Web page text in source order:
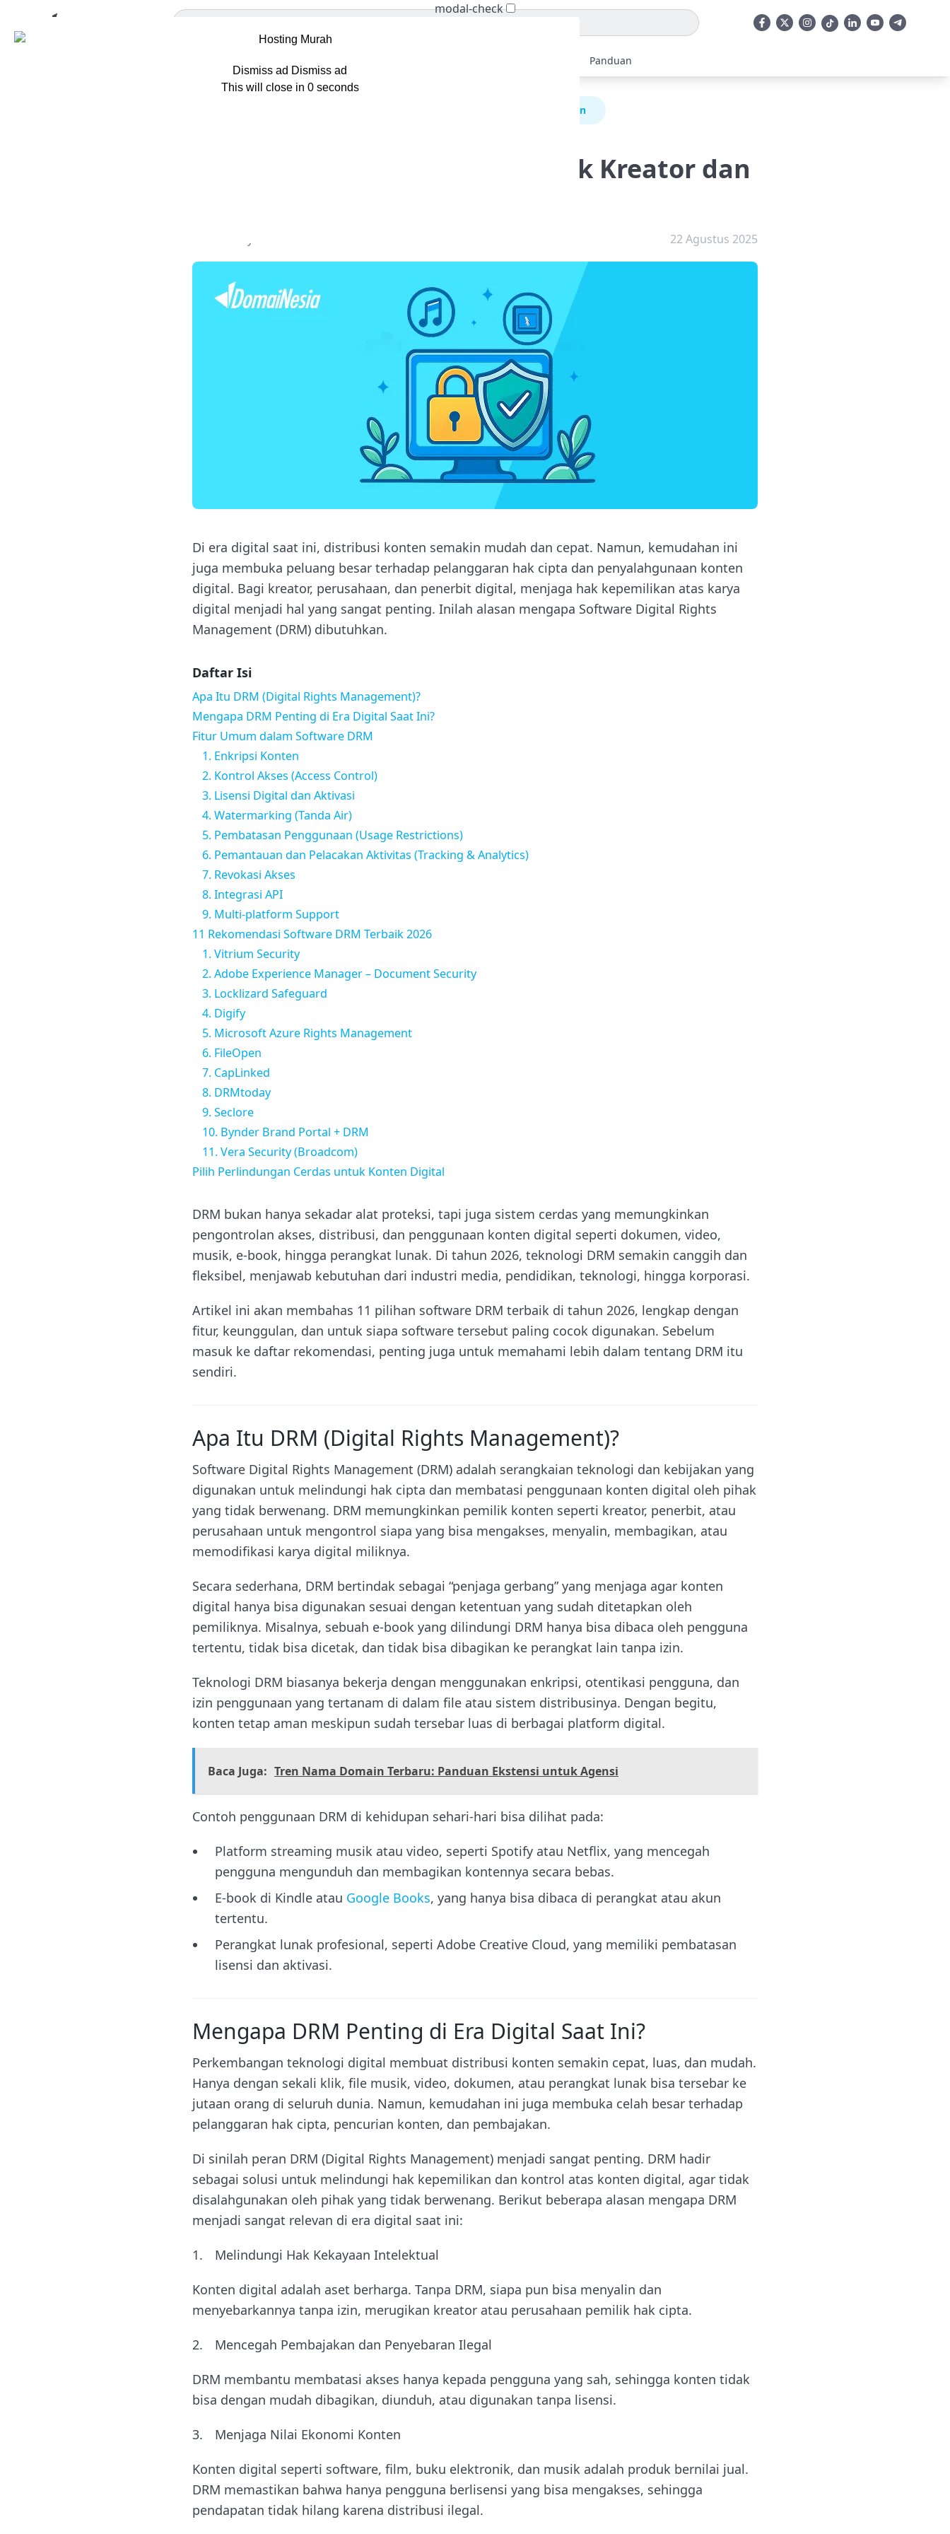
Panduan
11 Software DRM Terbaik untuk Kreator dan Perusahaan
11 Software DRM Terbaik untuk Kreator dan
22 Agustus 2025
Di era digital saat ini, distribusi konten semakin mudah dan cepat. Namun, kemudahan ini
juga membuka peluang besar terhadap pelanggaran hak cipta dan penyalahgunaan konten
digital. Bagi kreator, perusahaan, dan penerbit digital, menjaga hak kepemilikan atas karya
digital menjadi hal yang sangat penting. Inilah alasan mengapa Software Digital Rights
Management (DRM) dibutuhkan.
Daftar Isi
Apa Itu DRM (Digital Rights Management)?
Mengapa DRM Penting di Era Digital Saat Ini?
Fitur Umum dalam Software DRM
1. Enkripsi Konten
2. Kontrol Akses (Access Control)
3. Lisensi Digital dan Aktivasi
4. Watermarking (Tanda Air)
5. Pembatasan Penggunaan (Usage Restrictions)
6. Pemantauan dan Pelacakan Aktivitas (Tracking & Analytics)
7. Revokasi Akses
8. Integrasi API
9. Multi-platform Support
11 Rekomendasi Software DRM Terbaik 2026
1. Vitrium Security
2. Adobe Experience Manager – Document Security
3. Locklizard Safeguard
4. Digify
5. Microsoft Azure Rights Management
6. FileOpen
7. CapLinked
8. DRMtoday
9. Seclore
10. Bynder Brand Portal + DRM
11. Vera Security (Broadcom)
Pilih Perlindungan Cerdas untuk Konten Digital
DRM bukan hanya sekadar alat proteksi, tapi juga sistem cerdas yang memungkinkan
pengontrolan akses, distribusi, dan penggunaan konten digital seperti dokumen, video,
musik, e-book, hingga perangkat lunak. Di tahun 2026, teknologi DRM semakin canggih dan
fleksibel, menjawab kebutuhan dari industri media, pendidikan, teknologi, hingga korporasi.
Artikel ini akan membahas 11 pilihan software DRM terbaik di tahun 2026, lengkap dengan
fitur, keunggulan, dan untuk siapa software tersebut paling cocok digunakan. Sebelum
masuk ke daftar rekomendasi, penting juga untuk memahami lebih dalam tentang DRM itu
sendiri.
Apa Itu DRM (Digital Rights Management)?
Software Digital Rights Management (DRM) adalah serangkaian teknologi dan kebijakan yang
digunakan untuk melindungi hak cipta dan membatasi penggunaan konten digital oleh pihak
yang tidak berwenang. DRM memungkinkan pemilik konten seperti kreator, penerbit, atau
perusahaan untuk mengontrol siapa yang bisa mengakses, menyalin, membagikan, atau
memodifikasi karya digital miliknya.
Secara sederhana, DRM bertindak sebagai “penjaga gerbang” yang menjaga agar konten
digital hanya bisa digunakan sesuai dengan ketentuan yang sudah ditetapkan oleh
pemiliknya. Misalnya, sebuah e-book yang dilindungi DRM hanya bisa dibaca oleh pengguna
tertentu, tidak bisa dicetak, dan tidak bisa dibagikan ke perangkat lain tanpa izin.
Teknologi DRM biasanya bekerja dengan menggunakan enkripsi, otentikasi pengguna, dan
izin penggunaan yang tertanam di dalam file atau sistem distribusinya. Dengan begitu,
konten tetap aman meskipun sudah tersebar luas di berbagai platform digital.
Baca Juga: Tren Nama Domain Terbaru: Panduan Ekstensi untuk Agensi
Contoh penggunaan DRM di kehidupan sehari-hari bisa dilihat pada:
Platform streaming musik atau video, seperti Spotify atau Netflix, yang mencegah
pengguna mengunduh dan membagikan kontennya secara bebas.
E-book di Kindle atau Google Books, yang hanya bisa dibaca di perangkat atau akun
tertentu.
Perangkat lunak profesional, seperti Adobe Creative Cloud, yang memiliki pembatasan
lisensi dan aktivasi.
Mengapa DRM Penting di Era Digital Saat Ini?
Perkembangan teknologi digital membuat distribusi konten semakin cepat, luas, dan mudah.
Hanya dengan sekali klik, file musik, video, dokumen, atau perangkat lunak bisa tersebar ke
jutaan orang di seluruh dunia. Namun, kemudahan ini juga membuka celah besar terhadap
pelanggaran hak cipta, pencurian konten, dan pembajakan.
Di sinilah peran DRM (Digital Rights Management) menjadi sangat penting. DRM hadir
sebagai solusi untuk melindungi hak kepemilikan dan kontrol atas konten digital, agar tidak
disalahgunakan oleh pihak yang tidak berwenang. Berikut beberapa alasan mengapa DRM
menjadi sangat relevan di era digital saat ini:
Melindungi Hak Kekayaan Intelektual
Konten digital adalah aset berharga. Tanpa DRM, siapa pun bisa menyalin dan
menyebarkannya tanpa izin, merugikan kreator atau perusahaan pemilik hak cipta.
Mencegah Pembajakan dan Penyebaran Ilegal
DRM membantu membatasi akses hanya kepada pengguna yang sah, sehingga konten tidak
bisa dengan mudah dibagikan, diunduh, atau digunakan tanpa lisensi.
Menjaga Nilai Ekonomi Konten
Konten digital seperti software, film, buku elektronik, dan musik adalah produk bernilai jual.
DRM memastikan bahwa hanya pengguna berlisensi yang bisa mengakses, sehingga
pendapatan tidak hilang karena distribusi ilegal.
modal-check
Dismiss ad Dismiss ad
This will close in 0seconds